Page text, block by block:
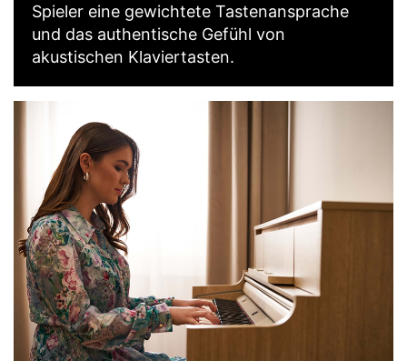
Spieler eine gewichtete Tastenansprache
und das authentische Gefühl von
akustischen Klaviertasten.